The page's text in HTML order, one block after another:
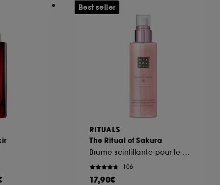
RITUALS
The Ritual of Sakura
106
17,90€
Best seller
personnaliser vos choix concernant
Sephora pourra associer les
collectées ou générées lors
Voous pouvez à tout moment choisir